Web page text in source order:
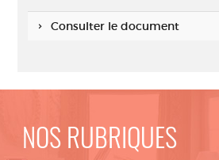
Consulter le document
NOS RUBRIQUES